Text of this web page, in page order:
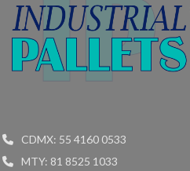
CDMX: 55 4160 0533
MTY: 81 8525 1033